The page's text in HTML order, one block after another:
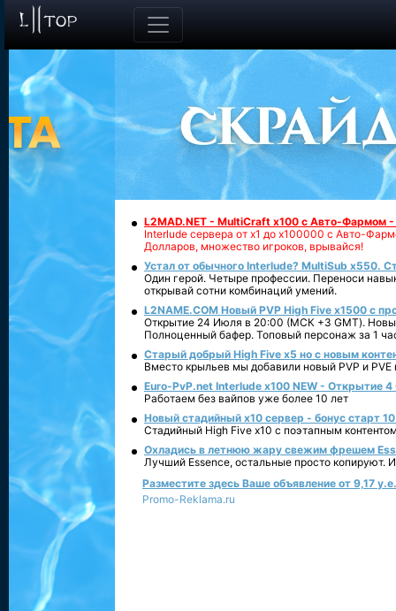
L2MAD.NET - MultiCraft x100 с Авто-Фармом
Interlude сервера от х1 до х100000 с Авто-
Долларов, множество игроков, врывайся!
Устал от обычного Interlude? MultiSub x550.
Один герой. Четыре профессии. Переноси
открывай сотни комбинаций умений.
L2NAME.COM Новый PVP High Five x1500 с
Открытие 24 Июля в 20:00 (МСК +3 GMT).
Полноценный бафер. Топовый персонаж за 1
Старый добрый High Five x5 но с новым
Вместо крыльев мы добавили новый PVP и PVE
Euro-PvP.net Interlude х100 NEW - Открытие 4
Работаем без вайпов уже более 10 лет
Новый стадийный х10 сервер - бонус старт
Стадийный High Five x10 с поэтапным
Охладись в летнюю жару свежим фрешем
Лучший Essence, остальные просто копируют.
Разместите здесь Ваше объявление от 9,17
Promo-Reklama.ru